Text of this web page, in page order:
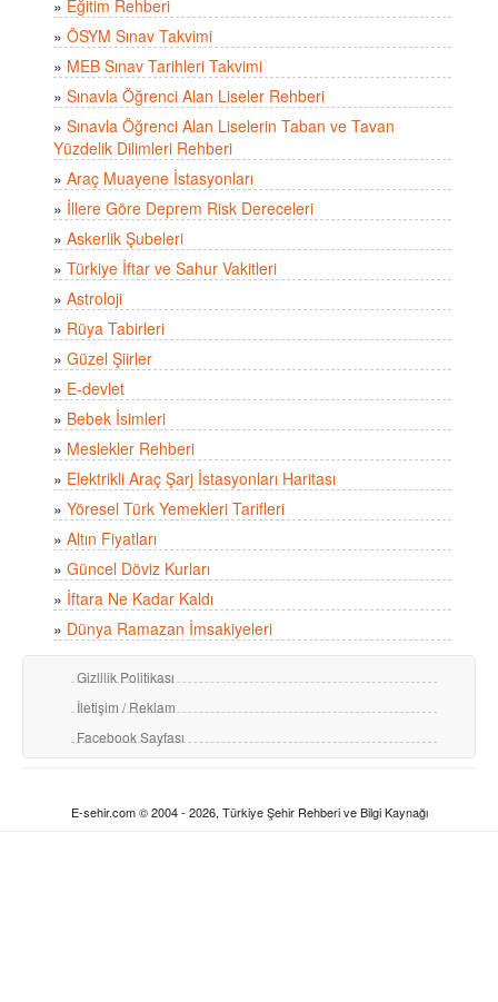
» Eğitim Rehberi
» ÖSYM Sınav Takvimi
» MEB Sınav Tarihleri Takvimi
» Sınavla Öğrenci Alan Liseler Rehberi
» Sınavla Öğrenci Alan Liselerin Taban ve Tavan
Yüzdelik Dilimleri Rehberi
» Araç Muayene İstasyonları
» İllere Göre Deprem Risk Dereceleri
» Askerlik Şubeleri
» Türkiye İftar ve Sahur Vakitleri
» Astroloji
» Rüya Tabirleri
» Güzel Şiirler
» E-devlet
» Bebek İsimleri
» Meslekler Rehberi
» Elektrikli Araç Şarj İstasyonları Haritası
» Yöresel Türk Yemekleri Tarifleri
» Altın Fiyatları
» Güncel Döviz Kurları
» İftara Ne Kadar Kaldı
» Dünya Ramazan İmsakiyeleri
Gizlilik Politikası
İletişim / Reklam
Facebook Sayfası
E-sehir.com © 2004 - 2026, Türkiye Şehir Rehberi ve Bilgi Kaynağı